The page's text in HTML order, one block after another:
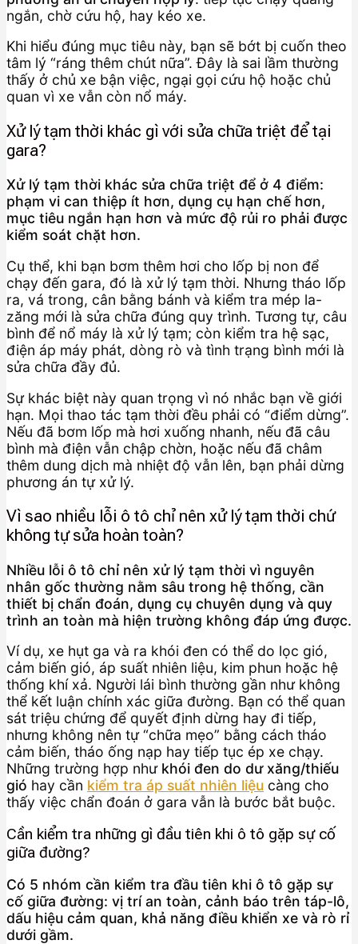
ngắn, chờ cứu hộ, hay kéo xe.
Khi hiểu đúng mục tiêu này, bạn sẽ bớt bị cuốn theo
tâm lý “ráng thêm chút nữa”. Đây là sai lầm thường
thấy ở chủ xe bận việc, ngại gọi cứu hộ hoặc chủ
quan vì xe vẫn còn nổ máy.
Xử lý tạm thời khác gì với sửa chữa triệt để tại
gara?
Xử lý tạm thời khác sửa chữa triệt để ở 4 điểm:
phạm vi can thiệp ít hơn, dụng cụ hạn chế hơn,
mục tiêu ngắn hạn hơn và mức độ rủi ro phải được
kiểm soát chặt hơn.
Cụ thể, khi bạn bơm thêm hơi cho lốp bị non để
chạy đến gara, đó là xử lý tạm thời. Nhưng tháo lốp
ra, vá trong, cân bằng bánh và kiểm tra mép la-
zăng mới là sửa chữa đúng quy trình. Tương tự, câu
bình để nổ máy là xử lý tạm; còn kiểm tra hệ sạc,
điện áp máy phát, dòng rò và tình trạng bình mới là
sửa chữa đầy đủ.
Sự khác biệt này quan trọng vì nó nhắc bạn về giới
hạn. Mọi thao tác tạm thời đều phải có “điểm dừng”.
Nếu đã bơm lốp mà hơi xuống nhanh, nếu đã câu
bình mà điện vẫn chập chờn, hoặc nếu đã châm
thêm dung dịch mà nhiệt độ vẫn lên, bạn phải dừng
phương án tự xử lý.
Vì sao nhiều lỗi ô tô chỉ nên xử lý tạm thời chứ
không tự sửa hoàn toàn?
Nhiều lỗi ô tô chỉ nên xử lý tạm thời vì nguyên
nhân gốc thường nằm sâu trong hệ thống, cần
thiết bị chẩn đoán, dụng cụ chuyên dụng và quy
trình an toàn mà hiện trường không đáp ứng được.
Ví dụ, xe hụt ga và ra khói đen có thể do lọc gió,
cảm biến gió, áp suất nhiên liệu, kim phun hoặc hệ
thống khí xả. Người lái bình thường gần như không
thể kết luận chính xác giữa đường. Bạn có thể quan
sát triệu chứng để quyết định dừng hay đi tiếp,
nhưng không nên tự “chữa mẹo” bằng cách tháo
cảm biến, tháo ống nạp hay tiếp tục ép xe chạy.
Những trường hợp như khói đen do dư xăng/thiếu
gió hay cần kiểm tra áp suất nhiên liệu càng cho
thấy việc chẩn đoán ở gara vẫn là bước bắt buộc.
Cần kiểm tra những gì đầu tiên khi ô tô gặp sự cố
giữa đường?
Có 5 nhóm cần kiểm tra đầu tiên khi ô tô gặp sự
cố giữa đường: vị trí an toàn, cảnh báo trên táp-lô,
dấu hiệu cảm quan, khả năng điều khiển xe và rò rỉ
dưới gầm.